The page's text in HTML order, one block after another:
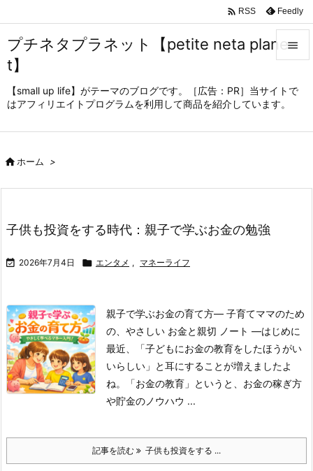
プチネタプラネット【petite neta plane
t】
【small up life】がテーマのブログです。［広告：PR］当サイトで
はアフィリエイトプログラムを利用して商品を紹介しています。

メニュ
 RSS Feedly
ホーム >
子供も投資をする時代：親子で学ぶお金の勉強
 2026年7月4日  エンタメ , マネーライフ
親子で学ぶお金の育て方― 子育てママのため
の、やさしい お金と親切 ノート ―はじめに
最近、「子どもにお金の教育をしたほうがい
いらしい」と耳にすることが増えましたよ
ね。
「お金の教育」というと、お金の稼ぎ方
や貯金のノウハウ ...
記事を読む 子供も投資をする ...